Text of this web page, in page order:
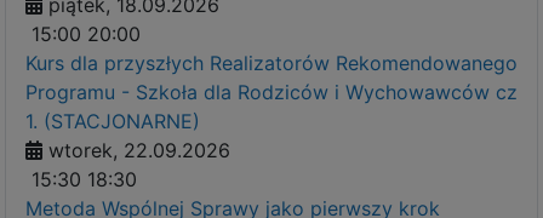
15:00 20:00
Kurs dla przyszłych Realizatorów Rekomendowanego
Programu - Szkoła dla Rodziców i Wychowawców cz
1. (STACJONARNE)
wtorek, 22.09.2026
15:30 18:30
Metoda Wspólnej Sprawy jako pierwszy krok